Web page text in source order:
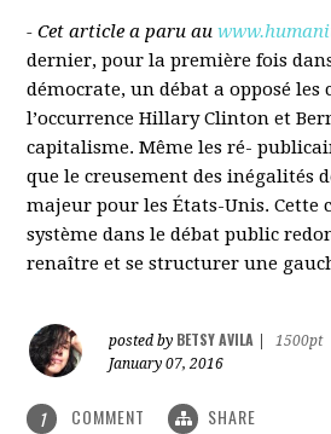
- Cet article a paru au
dernier, pour la première fois
démocrate, un débat a opposé les
l’occurrence Hillary Clinton et
capitalisme. Même les ré-
que le creusement des inégalités
majeur pour les États-Unis. Cette
système dans le débat public
renaître et se structurer une
posted by BETSY AVILA
1500pt
January 07, 2016
1 COMMENT SHARE